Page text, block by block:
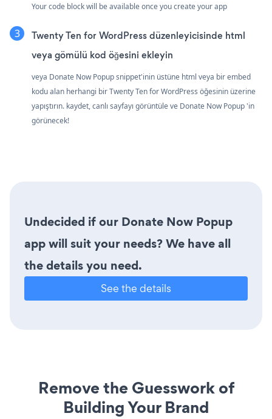
Your code block will be available once you create your app
Twenty Ten for WordPress düzenleyicisinde html
veya gömülü kod öğesini ekleyin
veya Donate Now Popup snippet'inin üstüne html veya bir embed
kodu alan herhangi bir Twenty Ten for WordPress öğesinin üzerine
yapıştırın. kaydet, canlı sayfayı görüntüle ve Donate Now Popup 'in
görünecek!
Undecided if our Donate Now Popup
app will suit your needs? We have all
the details you need.
See the details
Remove the Guesswork of
Building Your Brand